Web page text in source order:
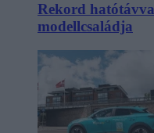
Rekord
modellcsaládja